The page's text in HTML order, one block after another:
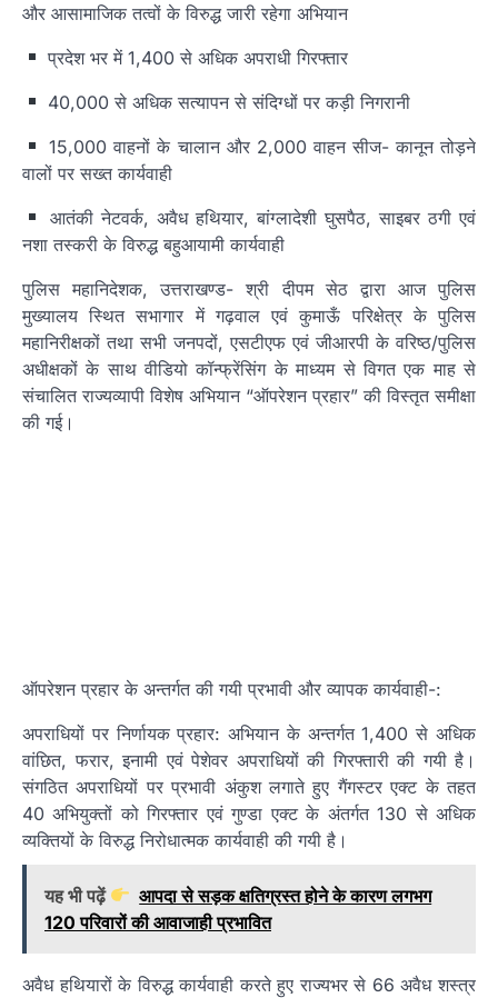
और आसामाजिक तत्वों के विरुद्ध जारी रहेगा अभियान
प्रदेश भर में 1,400 से अधिक अपराधी गिरफ्तार
40,000 से अधिक सत्यापन से संदिग्धों पर कड़ी निगरानी
15,000 वाहनों के चालान और 2,000 वाहन सीज- कानून तोड़ने
वालों पर सख्त कार्यवाही
आतंकी नेटवर्क, अवैध हथियार, बांग्लादेशी घुसपैठ, साइबर ठगी एवं
नशा तस्करी के विरुद्ध बहुआयामी कार्यवाही
पुलिस महानिदेशक, उत्तराखण्ड- श्री दीपम सेठ द्वारा आज पुलिस
मुख्यालय स्थित सभागार में गढ़वाल एवं कुमाऊँ परिक्षेत्र के पुलिस
महानिरीक्षकों तथा सभी जनपदों, एसटीएफ एवं जीआरपी के वरिष्ठ/पुलिस
अधीक्षकों के साथ वीडियो कॉन्फ्रेंसिंग के माध्यम से विगत एक माह से
संचालित राज्यव्यापी विशेष अभियान “ऑपरेशन प्रहार” की विस्तृत समीक्षा
की गई।
ऑपरेशन प्रहार के अन्तर्गत की गयी प्रभावी और व्यापक कार्यवाही-:
अपराधियों पर निर्णायक प्रहार: अभियान के अन्तर्गत 1,400 से अधिक
वांछित, फरार, इनामी एवं पेशेवर अपराधियों की गिरफ्तारी की गयी है।
संगठित अपराधियों पर प्रभावी अंकुश लगाते हुए गैंगस्टर एक्ट के तहत
40 अभियुक्तों को गिरफ्तार एवं गुण्डा एक्ट के अंतर्गत 130 से अधिक
व्यक्तियों के विरुद्ध निरोधात्मक कार्यवाही की गयी है।
यह भी पढ़ें
आपदा से सड़क क्षतिग्रस्त होने के कारण लगभग
120 परिवारों की आवाजाही प्रभावित
अवैध हथियारों के विरुद्ध कार्यवाही करते हुए राज्यभर से 66 अवैध शस्त्र